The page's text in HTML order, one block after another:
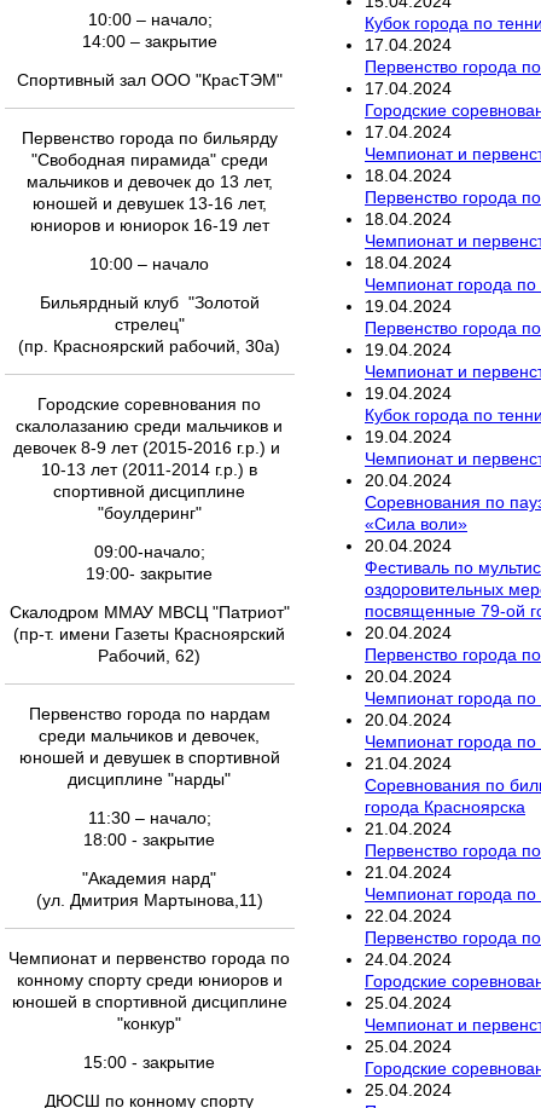
10:00 – начало;
14:00 – закрытие
Спортивный зал ООО "КрасТЭМ"
Первенство города по бильярду
"Свободная пирамида" среди
мальчиков и девочек до 13 лет,
юношей и девушек 13-16 лет,
юниоров и юниорок 16-19 лет
10:00 – начало
Бильярдный клуб "Золотой
стрелец"
(пр. Красноярский рабочий, 30а)
Городские соревнования по
скалолазанию среди мальчиков и
девочек 8-9 лет (2015-2016 г.р.) и
10-13 лет (2011-2014 г.р.) в
спортивной дисциплине
"боулдеринг"
09:00-начало;
19:00- закрытие
Скалодром ММАУ МВСЦ "Патриот"
(пр-т. имени Газеты Красноярский
Рабочий, 62)
Первенство города по нардам
среди мальчиков и девочек,
юношей и девушек в спортивной
дисциплине "нарды"
11:30 – начало;
18:00 - закрытие
"Академия нард"
(ул. Дмитрия Мартынова,11)
Чемпионат и первенство города по
конному спорту среди юниоров и
юношей в спортивной дисциплине
"конкур"
15:00 - закрытие
ДЮСШ по конному спорту
Кубок города по
17 04 2024
Первенство города
17 04 2024
Городские
17 04 2024
Чемпионат и
18 04 2024
Первенство города
18 04 2024
Чемпионат и
18 04 2024
Чемпионат города
19 04 2024
Первенство города
19 04 2024
Чемпионат и
19 04 2024
Кубок города по
19 04 2024
Чемпионат и
20 04 2024
Соревнования по
«Сила воли»
20 04 2024
Фестиваль по
оздоровительных
посвященные 79-ой
20 04 2024
Первенство города
20 04 2024
Чемпионат города
20 04 2024
Чемпионат города
21 04 2024
Соревнования по
города Красноярска
21 04 2024
Первенство города
21 04 2024
Чемпионат города
22 04 2024
Первенство города
24 04 2024
Городские
25 04 2024
Чемпионат и
25 04 2024
Городские
25 04 2024